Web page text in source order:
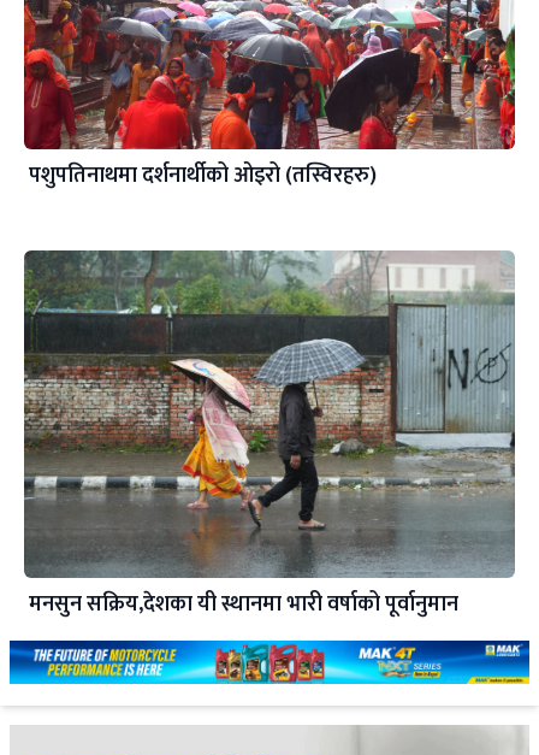
पशुपतिनाथमा दर्शनार्थीको ओइरो (तस्विरहरु)
मनसुन सक्रिय,देशका यी स्थानमा भारी वर्षाको पूर्वानुमान